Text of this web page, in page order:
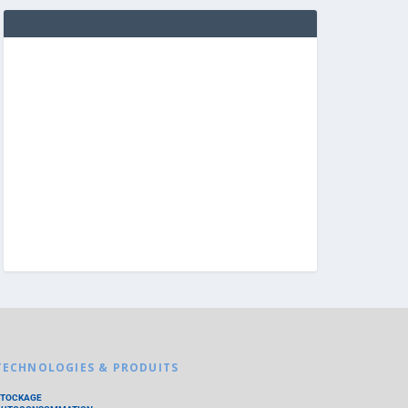
& PRODUITS